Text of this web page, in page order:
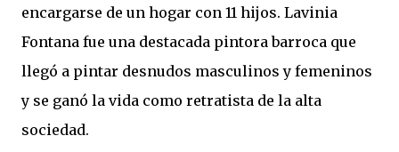
encargarse de un hogar con 11 hijos. Lavinia
Fontana fue una destacada pintora barroca que
llegó a pintar desnudos masculinos y femeninos
y se ganó la vida como retratista de la alta
sociedad.